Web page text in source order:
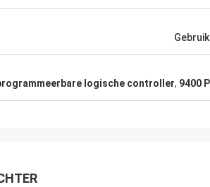
Gebruik
logische controller, 9400